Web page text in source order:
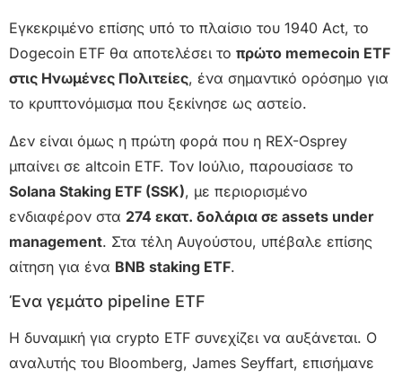
Εγκεκριμένο επίσης υπό το πλαίσιο του 1940 Act, το
Dogecoin ETF θα αποτελέσει το πρώτο memecoin ETF
στις Ηνωμένες Πολιτείες, ένα σημαντικό ορόσημο για
το κρυπτονόμισμα που ξεκίνησε ως αστείο.
Δεν είναι όμως η πρώτη φορά που η REX-Osprey
μπαίνει σε altcoin ETF. Τον Ιούλιο, παρουσίασε το
Solana Staking ETF (SSK), με περιορισμένο
ενδιαφέρον στα 274 εκατ. δολάρια σε assets under
management. Στα τέλη Αυγούστου, υπέβαλε επίσης
αίτηση για ένα BNB staking ETF.
Ένα γεμάτο pipeline ETF
Η δυναμική για crypto ETF συνεχίζει να αυξάνεται. Ο
αναλυτής του Bloomberg, James Seyffart, επισήμανε